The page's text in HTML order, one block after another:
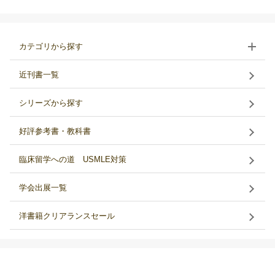
カテゴリから探す
近刊書一覧
シリーズから探す
好評参考書・教科書
臨床留学への道 USMLE対策
学会出展一覧
洋書籍クリアランスセール